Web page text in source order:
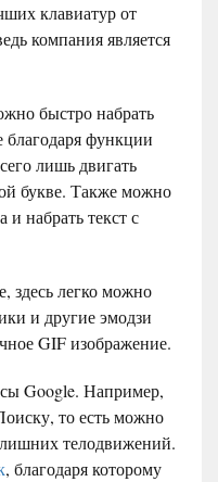
клавиатур от
компания является
быстро набрать
благодаря функции
лишь двигать
букве. Также можно
набрать текст с
здесь легко можно
и другие эмодзи
GIF изображение.
Google. Например,
то есть можно
лишних телодвижений.
, благодаря которому